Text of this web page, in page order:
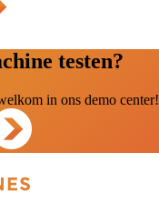
testen?
in ons demo center!